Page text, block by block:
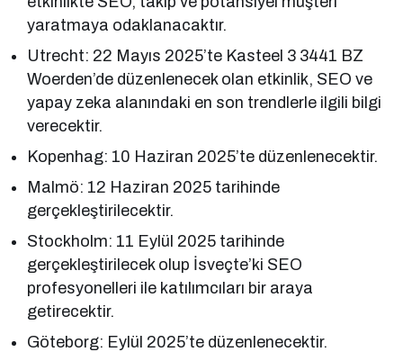
yaratmaya odaklanacaktır.
Utrecht: 22 Mayıs 2025’te Kasteel 3 3441 BZ
Woerden’de düzenlenecek olan etkinlik, SEO ve
yapay zeka alanındaki en son trendlerle ilgili bilgi
verecektir.
Kopenhag: 10 Haziran 2025’te düzenlenecektir.
Malmö: 12 Haziran 2025 tarihinde
gerçekleştirilecektir.
Stockholm: 11 Eylül 2025 tarihinde
gerçekleştirilecek olup İsveçte’ki SEO
profesyonelleri ile katılımcıları bir araya
getirecektir.
Göteborg: Eylül 2025’te düzenlenecektir.